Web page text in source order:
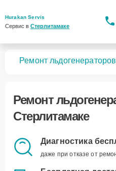
Hurakan Servis
Сервис в Стерлитамаке
Ремонт льдогенераторов
Ремонт
Стерлитамаке
Диагностика
даже при отказе от